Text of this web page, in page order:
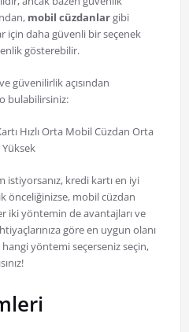
mobil cüzdanlargibi
için daha güvenli bir seçenek
gösterebilir.
güvenilirlik açısından
bulabilirsiniz:
Hızlı Orta Mobil Cüzdan Orta
istiyorsanız, kredi kartı en iyi
önceliğinizse, mobil cüzdan
iki yöntemin de avantajları ve
göre en uygun olanı
yöntemi seçerseniz seçin,